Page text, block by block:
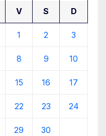
V S D
1 2 3
8 9 10
15 16 17
22 23 24
29 30